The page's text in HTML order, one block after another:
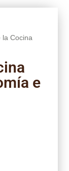
Cocina
e